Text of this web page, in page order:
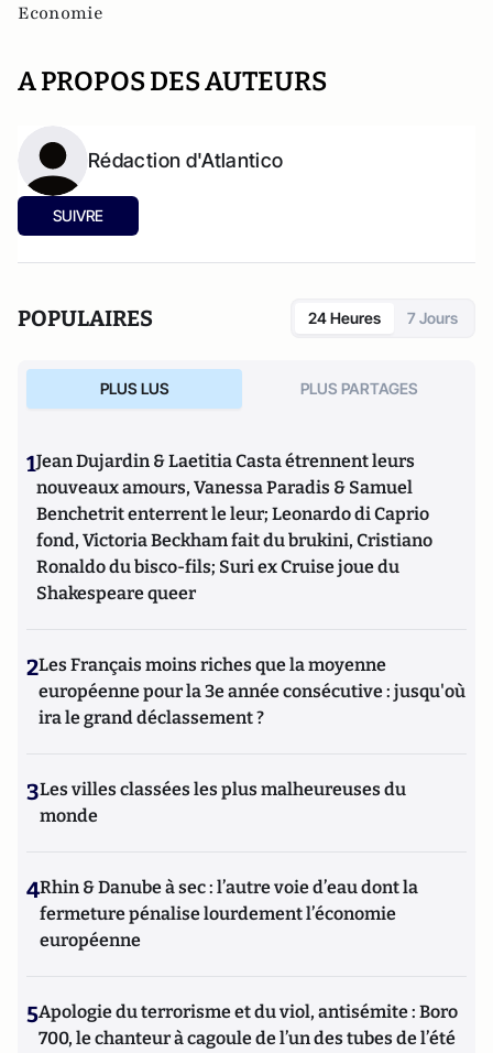
Economie
A PROPOS DES AUTEURS
Rédaction d'Atlantico
SUIVRE
POPULAIRES 24 Heures 7 Jours
PLUS LUS PLUS PARTAGES
1Jean Dujardin & Laetitia Casta étrennent leurs
nouveaux amours, Vanessa Paradis & Samuel
Benchetrit enterrent le leur; Leonardo di Caprio
fond, Victoria Beckham fait du brukini, Cristiano
Ronaldo du bisco-fils; Suri ex Cruise joue du
Shakespeare queer
2Les Français moins riches que la moyenne
européenne pour la 3e année consécutive : jusqu'où
ira le grand déclassement ?
3Les villes classées les plus malheureuses du
monde
4Rhin & Danube à sec : l’autre voie d’eau dont la
fermeture pénalise lourdement l’économie
européenne
5Apologie du terrorisme et du viol, antisémite : Boro
700, le chanteur à cagoule de l’un des tubes de l’été